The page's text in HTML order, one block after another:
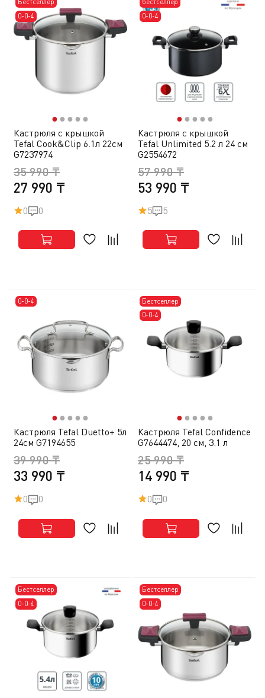
Бестселлер
0-0-4
●● ● ● ●
Кастрюля с крышкой
Tefal Cook&Clip 6.1л 22см
G7237974
27 990 ₸
35 990 ₸
0 0
бестселлер
0-0-4
●● ● ● ●
Кастрюля с крышкой
Tefal Unlimited 5.2 л 24 см
G2554672
53 990 ₸
57 990 ₸
5 5
0-0-4
●● ● ● ●
Кастрюля Tefal Duetto+ 5л
24см G7194655
33 990 ₸
39 990 ₸
0 0
Бестселлер
0-0-4
●● ● ● ●
Кастрюля Tefal Confidence
G7644474, 20 см, 3.1 л
14 990 ₸
25 990 ₸
0 0
Бестселлер
0-0-4
Бестселлер
0-0-4